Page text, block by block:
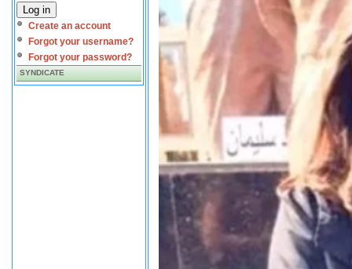
Log in
Create an account
Forgot your username?
Forgot your password?
SYNDICATE